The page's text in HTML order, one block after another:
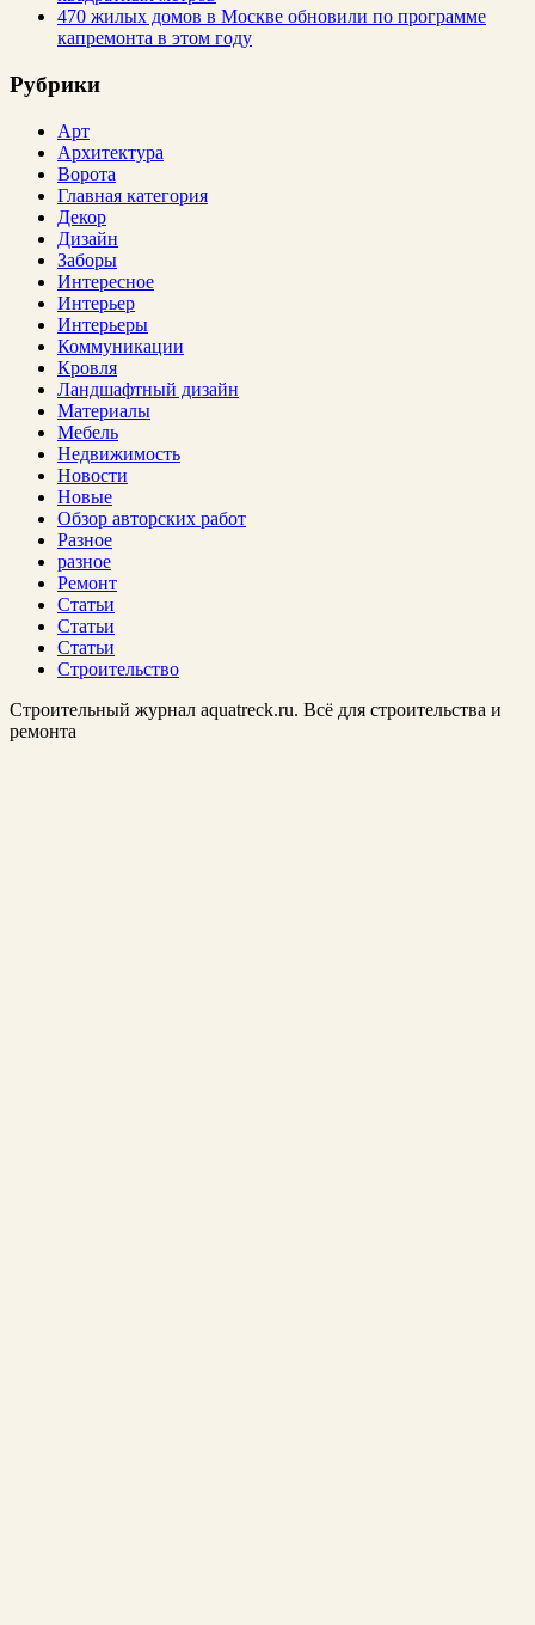
470 жилых домов в Москве обновили по программе
капремонта в этом году
Рубрики
Арт
Архитектура
Ворота
Главная категория
Декор
Дизайн
Заборы
Интересное
Интерьер
Интерьеры
Коммуникации
Кровля
Ландшафтный дизайн
Материалы
Мебель
Недвижимость
Новости
Новые
Обзор авторских работ
Разное
разное
Ремонт
Статьи
Статьи
Статьи
Строительство
Строительный журнал aquatreck.ru. Всё для строительства и
ремонта